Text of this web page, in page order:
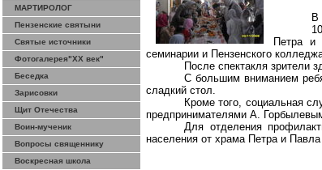
МАРТИРОЛОГ
Пензенские святыни
Святые источники
Фотогалерея"ХХ век"
Беседка
Зарисовки
Щит Отечества
Воин-мученик
Вопросы священнику
Воскресная школа
В
Петра и
семинарии и Пензенского
После спектакля зрители
С большим вниманием
сладкий стол.
Кроме того, социальная
предпринимателями А.
Для отделения
населения от храма Петра и